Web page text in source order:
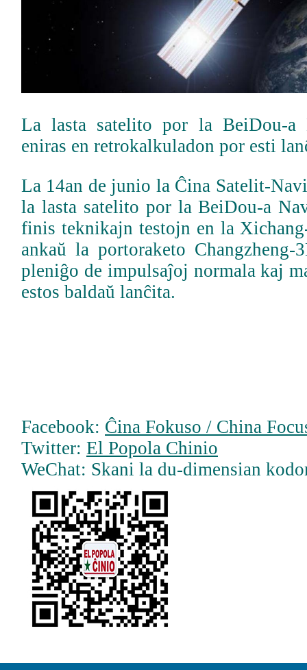
La lasta satelito por la BeiDou-a
eniras en retrokalkuladon por esti
La 14an de junio la Ĉina Satelit-
la lasta satelito por la BeiDou-a
finis teknikajn testojn en la
ankaŭ la portoraketo
pleniĝo de impulsaĵoj normala kaj
estos baldaŭ lanĉita.
Facebook: Ĉina Fokuso / China
Twitter: El Popola Chinio
WeChat: Skani la du-dimensian